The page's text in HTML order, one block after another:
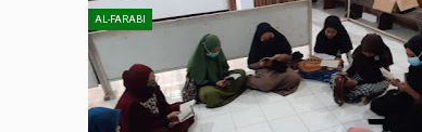
AL-FARABI